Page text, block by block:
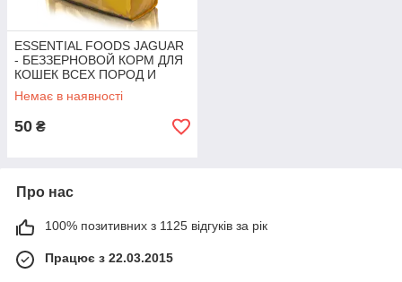
ESSENTIAL FOODS JAGUAR
- БЕЗЗЕРНОВОЙ КОРМ ДЛЯ
КОШЕК ВСЕХ ПОРОД И
ВОЗРАСТОВ | УТКА,
КУРИЦА, ЛОСОСЬ 100г
Немає в наявності
50 ₴
Про нас
100% позитивних з 1125 відгуків за рік
Працює з 22.03.2015